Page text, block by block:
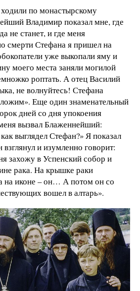
по монастырскому
Владимир показал мне, где
не станет, и где меня
смерти Стефана я пришел на
уже выкопали яму и
моего места заняли могилой
роптать. А отец Василий
не волнуйтесь! Стефана
Еще один знаменательный
дней со дня упокоения
вызвал Блаженнейший:
выглядел Стефан?» Я показал
и изумленно говорит:
захожу в Успенский собор и
рака. На крышке раки
на иконе – он… А потом он со
вошел в алтарь».